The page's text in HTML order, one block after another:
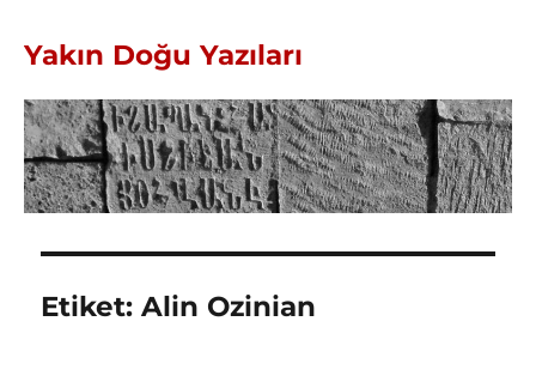
Yakın Doğu Yazıları
Etiket:Alin Ozinian